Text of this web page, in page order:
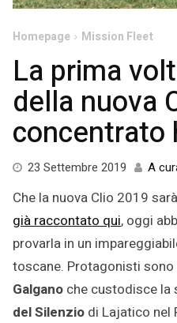
Homepage Mission Fleet
La prima
della nuova
concentrato
23 Settembre 2019 24
2019
A
Che la nuova Clio 2019
già raccontato qui, oggi
provarla in un
toscane. Protagonisti
Galgano che custodisce la
del Silenzio di Lajatico nel